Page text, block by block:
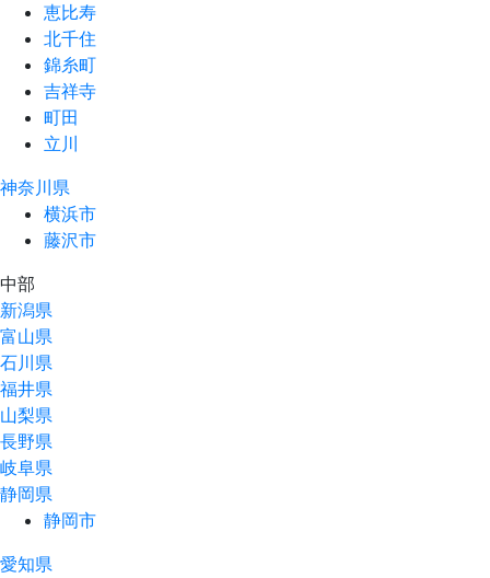
恵比寿
北千住
錦糸町
吉祥寺
町田
立川
神奈川県
横浜市
藤沢市
中部
新潟県
富山県
石川県
福井県
山梨県
長野県
岐阜県
静岡県
静岡市
愛知県